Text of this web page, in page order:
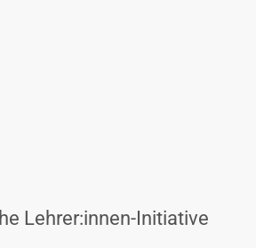
Lehrer:innen-Initiative